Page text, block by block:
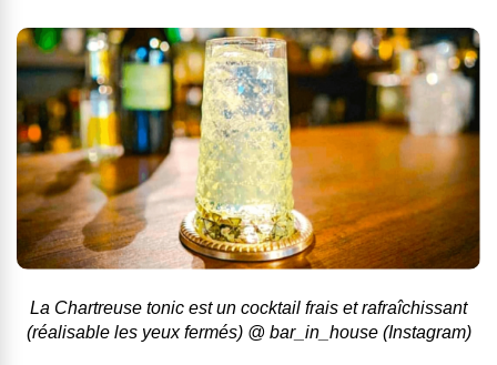
La Chartreuse tonic est un cocktail frais et rafraîchissant
(réalisable les yeux fermés) @ bar_in_house (Instagram)